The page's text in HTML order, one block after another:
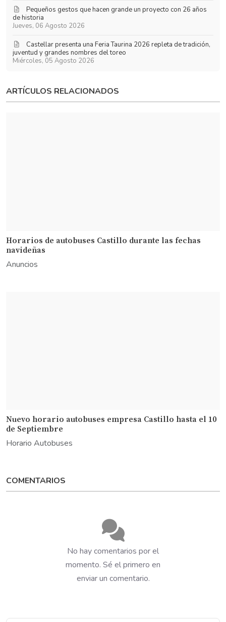
Jueves, 06 Agosto 2026
Pequeños gestos que hacen grande un proyecto con 26 años
de historia
Miércoles, 05 Agosto 2026
​Castellar presenta una Feria Taurina 2026 repleta de tradición,
juventud y grandes nombres del toreo
ARTÍCULOS RELACIONADOS
Horarios de autobuses Castillo durante las fechas
navideñas
Anuncios
Nuevo horario autobuses empresa Castillo hasta el 10
de Septiembre
Horario Autobuses
COMENTARIOS
No hay comentarios por el
momento. Sé el primero en
enviar un comentario.